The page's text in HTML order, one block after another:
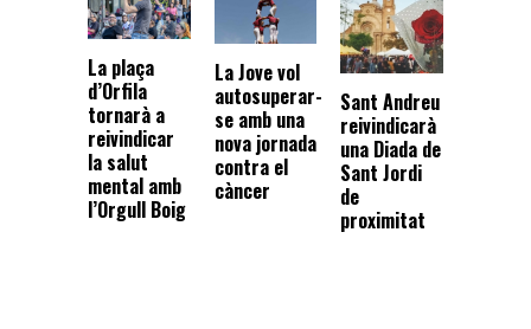
La plaça
d’Orfila
tornarà a
reivindicar
la salut
mental amb
l’Orgull Boig
La Jove vol
autosuperar-
se amb una
nova jornada
contra el
càncer
Sant Andreu
reivindicarà
una Diada de
Sant Jordi
de
proximitat